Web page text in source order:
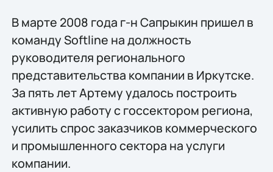
В марте 2008 года г-н Сапрыкин пришел в
команду Softline на должность
руководителя регионального
представительства компании в Иркутске.
За пять лет Артему удалось построить
активную работу с госсектором региона,
усилить спрос заказчиков коммерческого
и промышленного сектора на услуги
компании.